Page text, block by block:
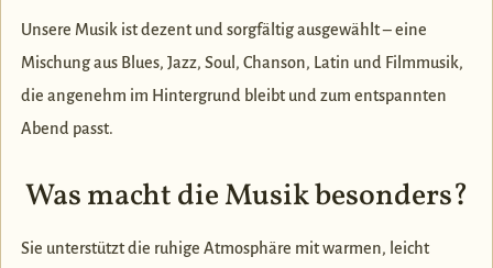
Unsere Musik ist dezent und sorgfältig ausgewählt – eine
Mischung aus Blues, Jazz, Soul, Chanson, Latin und Filmmusik,
die angenehm im Hintergrund bleibt und zum entspannten
Abend passt.
Was macht die Musik besonders?
Sie unterstützt die ruhige Atmosphäre mit warmen, leicht